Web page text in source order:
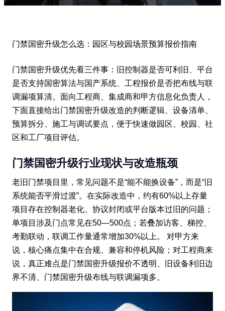
门禁国密升级怎么选：园区与校园场景预算报价指南
门禁国密升级优先看三件事：旧控制器是否可利旧、平台
是否支持国密算法与国产系统、工程报价是否把布线与联
调漏项算清。面向工程商、集成商和甲方信息化负责人，
下面直接给出门禁国密升级改造的判断逻辑、设备清单、
预算拆分、施工与调试要点，便于快速做园区、校园、社
区和工厂项目评估。
门禁国密升级行业现状与改造瓶颈
老旧门禁项目里，常见问题不是“能不能换设备”，而是“旧
系统能否平滑过渡”。在实际改造中，约有60%以上存量
项目存在控制器老化、协议封闭或平台版本过旧的问题；
单项目涉及门点常见在50—500点；若叠加访客、梯控、
考勤联动，联调工作量通常增加30%以上。 对甲方来
说，核心痛点集中在合规、兼容和停机风险；对工程商来
说，真正难点是门禁国密升级报价不透明、旧设备利旧边
界不清、门禁国密升级布线与联调漏项多。